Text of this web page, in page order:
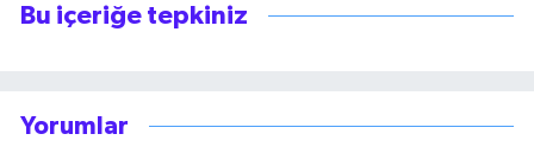
Bu içeriğe tepkiniz
Yorumlar